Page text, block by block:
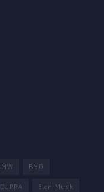
BYD
CUPRA Elon Musk